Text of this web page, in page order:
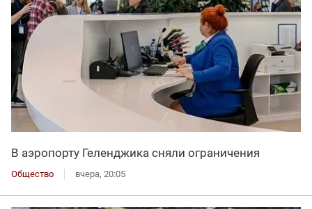
В аэропорту Геленджика сняли ограничения
Общество вчера, 20:05